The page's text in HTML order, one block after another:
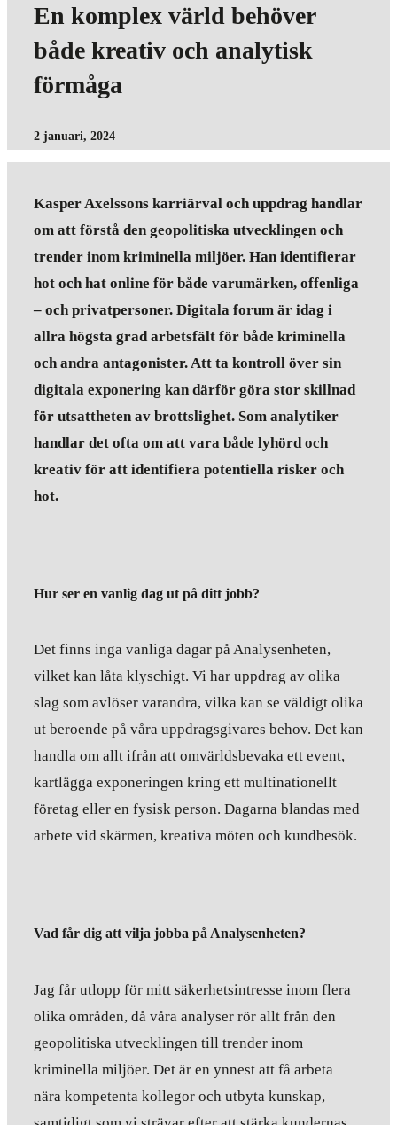
En komplex värld behöver
både kreativ och analytisk
förmåga
2 januari, 2024
Kasper Axelssons karriärval och uppdrag handlar
om att förstå den geopolitiska utvecklingen och
trender inom kriminella miljöer. Han identifierar
hot och hat online för både varumärken, offenliga
– och privatpersoner. Digitala forum är idag i
allra högsta grad arbetsfält för både kriminella
och andra antagonister. Att ta kontroll över sin
digitala exponering kan därför göra stor skillnad
för utsattheten av brottslighet. Som analytiker
handlar det ofta om att vara både lyhörd och
kreativ för att identifiera potentiella risker och
hot.
Hur ser en vanlig dag ut på ditt jobb?
Det finns inga vanliga dagar på Analysenheten,
vilket kan låta klyschigt. Vi har uppdrag av olika
slag som avlöser varandra, vilka kan se väldigt olika
ut beroende på våra uppdragsgivares behov. Det kan
handla om allt ifrån att omvärldsbevaka ett event,
kartlägga exponeringen kring ett multinationellt
företag eller en fysisk person. Dagarna blandas med
arbete vid skärmen, kreativa möten och kundbesök.
Vad får dig att vilja jobba på Analysenheten?
Jag får utlopp för mitt säkerhetsintresse inom flera
olika områden, då våra analyser rör allt från den
geopolitiska utvecklingen till trender inom
kriminella miljöer. Det är en ynnest att få arbeta
nära kompetenta kollegor och utbyta kunskap,